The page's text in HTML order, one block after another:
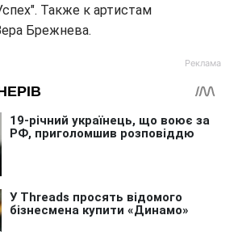
Также к артистам
Брежнева.